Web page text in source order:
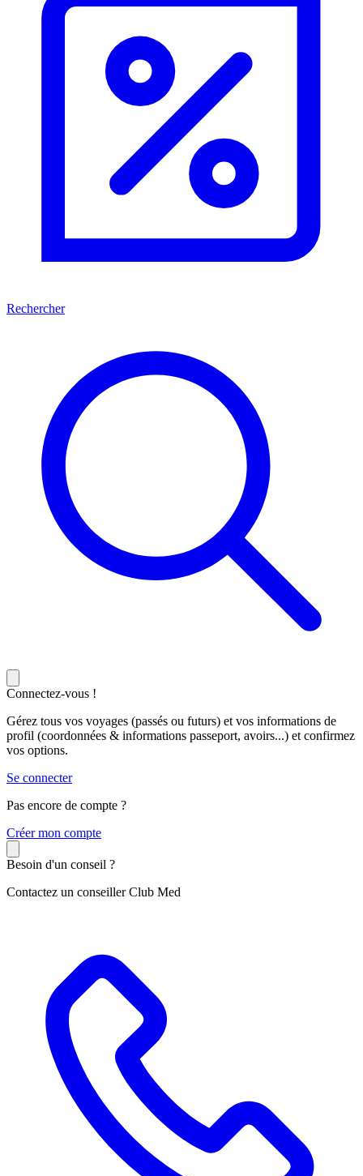
Rechercher
Connectez-vous !
Gérez tous vos voyages (passés ou futurs) et vos informations de
profil (coordonnées & informations passeport, avoirs...) et confirmez
vos options.
Se connecter
Pas encore de compte ?
Créer mon compte
Besoin d'un conseil ?
Contactez un conseiller Club Med